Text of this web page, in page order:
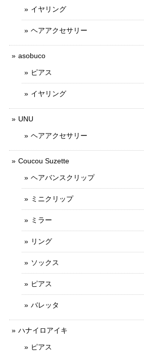
イヤリング
ヘアアクセサリー
asobuco
ピアス
イヤリング
UNU
ヘアアクセサリー
Coucou Suzette
ヘアバンスクリップ
ミニクリップ
ミラー
リング
ソックス
ピアス
バレッタ
ハナイロアイキ
ピアス